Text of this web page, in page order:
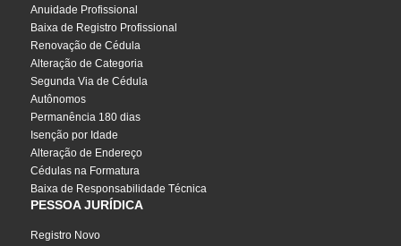
Anuidade Profissional
Baixa de Registro Profissional
Renovação de Cédula
Alteração de Categoria
Segunda Via de Cédula
Autônomos
Permanência 180 dias
Isenção por Idade
Alteração de Endereço
Cédulas na Formatura
Baixa de Responsabilidade Técnica
PESSOA JURÍDICA
Registro Novo